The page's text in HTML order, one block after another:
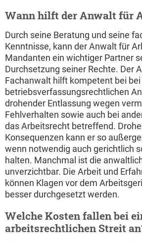
Wann hilft der Anwalt für
Durch seine Beratung und seine
Kenntnisse, kann der Anwalt für
Mandanten ein wichtiger Partner
Durchsetzung seiner Rechte. Der
Fachanwalt hilft kompetent bei bei
betriebsverfassungsrechtlichen
drohender Entlassung wegen
Fehlverhalten sowie auch bei
das Arbeitsrecht betreffend.
Konsequenzen kann er so
wenn notwendig auch gerichtlich
halten. Manchmal ist die
unverzichtbar. Die Arbeit und
können Klagen vor dem
besser durchgesetzt werden.
Welche Kosten fallen bei
arbeitsrechtlichen Streit